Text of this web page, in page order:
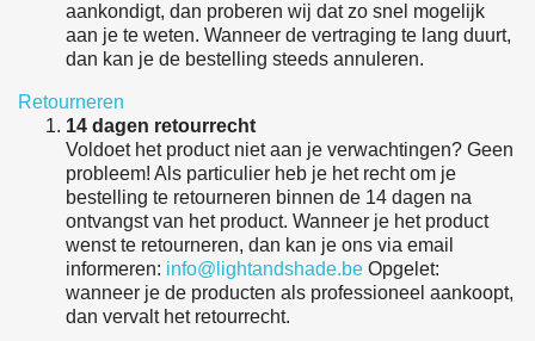
aankondigt, dan proberen wij dat zo snel mogelijk
aan je te weten. Wanneer de vertraging te lang duurt,
dan kan je de bestelling steeds annuleren.
Retourneren
14 dagen retourrecht
Voldoet het product niet aan je verwachtingen? Geen
probleem! Als particulier heb je het recht om je
bestelling te retourneren binnen de 14 dagen na
ontvangst van het product. Wanneer je het product
wenst te retourneren, dan kan je ons via email
informeren: info@lightandshade.be Opgelet:
wanneer je de producten als professioneel aankoopt,
dan vervalt het retourrecht.